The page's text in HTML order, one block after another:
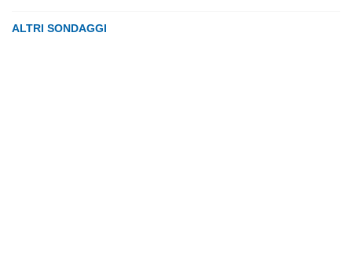
ALTRI SONDAGGI